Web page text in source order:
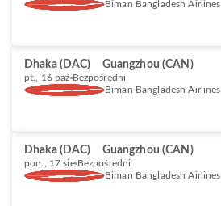
Biman Bangladesh Airlines
Dhaka (DAC) Guangzhou (CAN)
pt., 16 paź Bezpośredni
Biman Bangladesh Airlines
Dhaka (DAC) Guangzhou (CAN)
pon., 17 sie Bezpośredni
Biman Bangladesh Airlines